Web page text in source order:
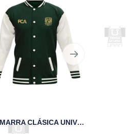
CHAMARRA CLÁSICA UNIVERSITARIA DE FELPA FCA